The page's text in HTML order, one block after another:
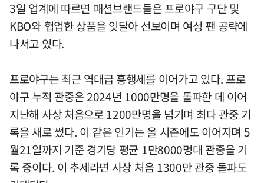
3일 업계에 따르면 패션브랜드들은 프로야구 구단 및
KBO와 협업한 상품을 잇달아 선보이며 여성 팬 공략에
나서고 있다.
프로야구는 최근 역대급 흥행세를 이어가고 있다. 프로
야구 누적 관중은 2024년 1000만명을 돌파한 데 이어
지난해 사상 처음으로 1200만명을 넘기며 최다 관중 기
록을 새로 썼다. 이 같은 인기는 올 시즌에도 이어지며 5
월21일까지 기준 경기당 평균 1만8000명대 관중을 기
록 중이다. 이 추세라면 사상 처음 1300만 관중 돌파도